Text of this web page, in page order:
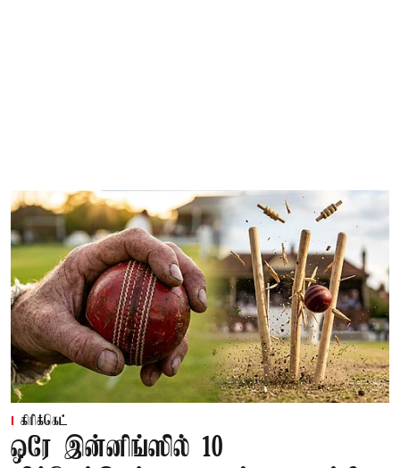
கிரிக்கெட்
ஒரே இன்னிங்ஸில் 10